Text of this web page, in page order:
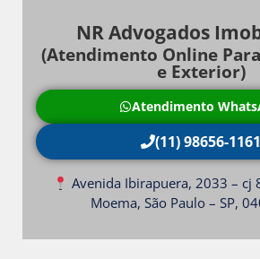
NR Advogados
(Atendimento Online
e Exterior)
Atendimento
(11) 98656-1161
Avenida Ibirapuera, 2033 – cj
Moema, São Paulo – SP,